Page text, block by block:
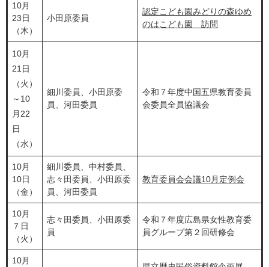
10月
23日
（木）
小田原委員
認定こども園みどりの森ゆめ
のはこども園 訪問
10月
21日
（火）
～10
月22
日
（水）
細川委員、小田原委
員、河田委員
令和７年度中国五県教育委員
会委員全員協議会
10月
10日
（金）
細川委員、中村委員、
志々田委員、小田原委
員、河田委員
教育委員会会議10月定例会
10月
７日
（火）
志々田委員、小田原委
員
令和７年度広島県女性教育委
員グループ第２回研修会
10月